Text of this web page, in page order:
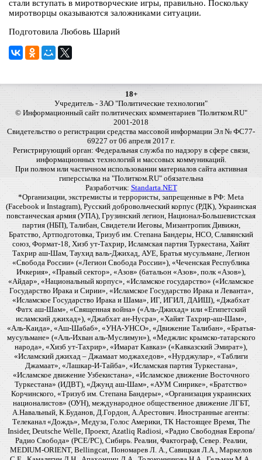
стали вступать в миротворческие игры, правильно. Поскольку
миротворцы оказываются заложниками ситуации.
Подготовила Любовь Шарий
18+
Учредитель - ЗАО "Политические технологии"
© Информационный сайт политических комментариев "Политком.RU"
2001-2018
Свидетельство о регистрации средства массовой информации Эл № ФС77-
69227 от 06 апреля 2017 г.
Регистрирующий орган: Федеральная служба по надзору в сфере связи,
информационных технологий и массовых коммуникаций.
При полном или частичном использовании материалов сайта активная
гиперссылка на "Политком.RU" обязательна
Разработчик: Standarta.NET
*Организации, экстремисты и террористы, запрещенные в РФ: Meta
(Facebook и Instagram), Русский добровольческий корпус (РДК), Украинская
повстанческая армия (УПА), Грузинский легион, Национал-Большевистская
партия (НБП), Талибан, Свидетели Иеговы, Мизантропик Дивижн,
Братство, Артподготовка, Тризуб им. Степана Бандеры, НСО, Славянский
союз, Формат-18, Хизб ут-Тахрир, Исламская партия Туркестана, Хайят
Тахрир аш-Шам, Таухид валь-Джихад, АУЕ, Братья мусульмане, Легион
«Свобода России» («Легион Свобода России»), «Чеченская Республика
Ичкерия», «Правый сектор», «Азов» (батальон «Азов», полк «Азов»),
«Айдар», «Национальный корпус», «Исламское государство» («Исламское
Государство Ирака и Сирии», «Исламское Государство Ирака и Леванта»,
«Исламское Государство Ирака и Шама», ИГ, ИГИЛ, ДАИШ), «Джабхат
Фатх аш-Шам», «Священная война» («Аль-Джихад» или «Египетский
исламский джихад»), «Джабхат ан-Нусра», «Хайят Тахрир-аш-Шам»,
«Аль-Каида», «Аш-Шабаб», «УНА-УНСО», «Движение Талибан», «Братья-
мусульмане» («Аль-Ихван аль-Муслимун»), «Меджлис крымско-татарского
народа», «Хизб ут-Тахрир», «Имарат Кавказ» («Кавказский Эмират»),
«Исламский джихад – Джамаат моджахедов», «Нурджулар», «Таблиги
Джамаат», «Лашкар-И-Тайба», «Исламская партия Туркестана»,
«Исламское движение Узбекистана», «Исламское движение Восточного
Туркестана» (ИДВТ), «Джунд аш-Шам», «АУМ Синрике», «Братство»
Корчинского, «Тризуб им. Степана Бандеры», «Организация украинских
националистов» (ОУН), международное общественное движение ЛГБТ,
А.Навальный, К.Буданов, Д.Гордон, А.Арестович. Иностранные агенты:
Телеканал «Дождь», Медуза, Голос Америки, ТК Настоящее Время, The
Insider, Deutsche Welle, Проект, Azatliq Radiosi, «Радио Свободная Европа/
Радио Свобода» (PCE/PC), Сибирь. Реалии, Фактограф, Север. Реалии,
MEDIUM-ORIENT, Bellingcat, Пономарев Л. А., Савицкая Л.А., Маркелов